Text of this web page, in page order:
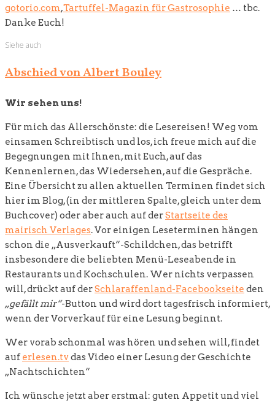
gotorio.com,Tartuffel-Magazin für Gastrosophie … tbc.
Danke Euch!
Siehe auch
Abschied von Albert Bouley
Wir sehen uns!
Für mich das Allerschönste: die Lesereisen! Weg vom
einsamen Schreibtisch und los, ich freue mich auf die
Begegnungen mit Ihnen, mit Euch, auf das
Kennenlernen, das Wiedersehen, auf die Gespräche.
Eine Übersicht zu allen aktuellen Terminen findet sich
hier im Blog, (in der mittleren Spalte, gleich unter dem
Buchcover) oder aber auch auf derStartseite des
mairisch Verlages. Vor einigen Leseterminen hängen
schon die „Ausverkauft“-Schildchen, das betrifft
insbesondere die beliebten Menü-Leseabende in
Restaurants und Kochschulen. Wer nichts verpassen
will, drückt auf derSchlaraffenland-Facebookseite den
„gefällt mir“-Button und wird dort tagesfrisch informiert,
wenn der Vorverkauf für eine Lesung beginnt.
Wer vorab schonmal was hören und sehen will, findet
auferlesen.tvdas Video einer Lesung der Geschichte
„Nachtschichten“
Ich wünsche jetzt aber erstmal: guten Appetit und viel